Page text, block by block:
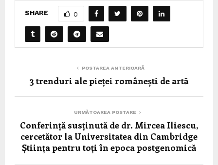
SHARE 0
POSTAREA ANTERIOARĂ
3 trenduri ale pieței românești de artă
URMĂTOAREA POSTARE
Conferință susținută de dr. Mircea Iliescu,
cercetător la Universitatea din Cambridge
Știința pentru toți în epoca postgenomică